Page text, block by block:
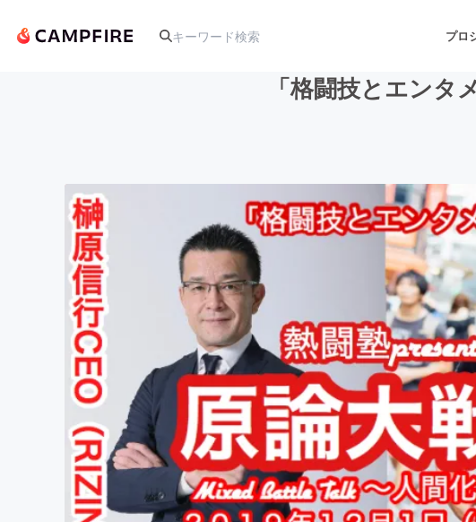
プロ
アート・写真 音楽
テクノロジー・ガジェット ゲーム・
映像・映画 書籍・雑
ビジネス・起業 チャレン
まちづくり・地域活性化
「格闘技とエンタ